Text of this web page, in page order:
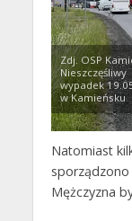
Zdj. OSP
Nieszczęśliwy
wypadek
w Kamieńsku
Natomiast
sporządzono
Mężczyzna